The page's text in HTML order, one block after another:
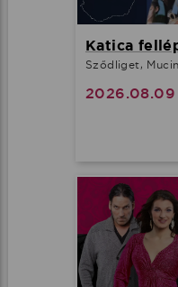
Katica
Sződliget,
2026.08.09